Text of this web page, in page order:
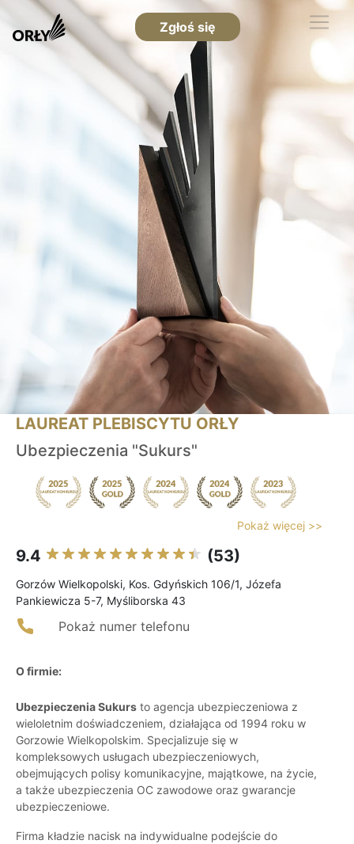
Zgłoś się
LAUREAT PLEBISCYTU ORŁY
Ubezpieczenia "Sukurs"
Pokaż więcej >>
9.4 (53)
Gorzów Wielkopolski, Kos. Gdyńskich 106/1, Józefa
Pankiewicza 5-7, Myśliborska 43
Pokaż numer telefonu
O firmie:
Ubezpieczenia Sukurs to agencja ubezpieczeniowa z
wieloletnim doświadczeniem, działająca od 1994 roku w
Gorzowie Wielkopolskim. Specjalizuje się w
kompleksowych usługach ubezpieczeniowych,
obejmujących polisy komunikacyjne, majątkowe, na życie,
a także ubezpieczenia OC zawodowe oraz gwarancje
ubezpieczeniowe.
Firma kładzie nacisk na indywidualne podejście do